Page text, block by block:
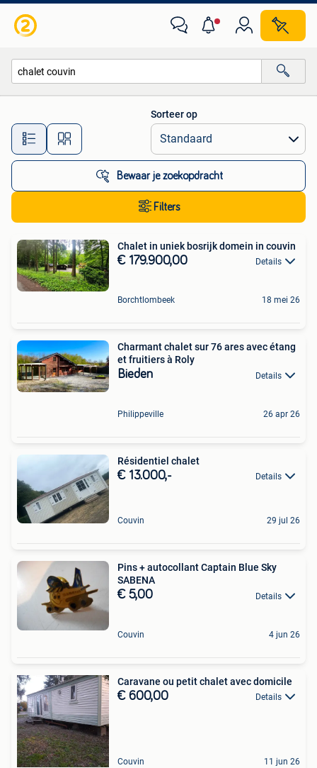
Alle afstanden…
Sorteer op
Bewaar je zoekopdracht
Filters
Chalet in uniek bosrijk domein in couvin
€ 179.900,00 Details
Borchtlombeek 18 mei 26
Charmant chalet sur 76 ares avec étang
et fruitiers à Roly
Bieden Details
Philippeville 26 apr 26
Résidentiel chalet
€ 13.000,- Details
Couvin 29 jul 26
Pins + autocollant Captain Blue Sky
SABENA
€ 5,00 Details
Couvin 4 jun 26
Caravane ou petit chalet avec domicile
€ 600,00 Details
Couvin 11 jun 26